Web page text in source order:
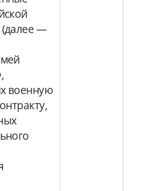
—
военную